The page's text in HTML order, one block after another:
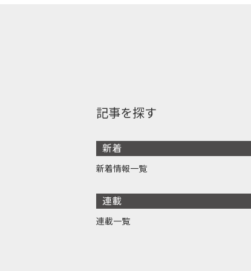
記事を探す
新着
新着情報一覧
連載
連載一覧